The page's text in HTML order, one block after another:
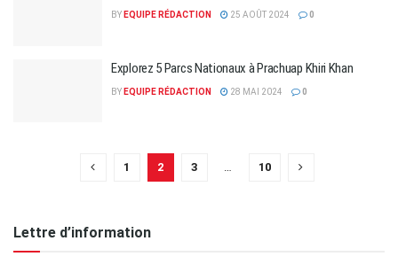
BY EQUIPE RÉDACTION 25 AOÛT 2024 0
Explorez 5 Parcs Nationaux à Prachuap Khiri Khan
BY EQUIPE RÉDACTION 28 MAI 2024 0
1 2 3 … 10
Lettre d’information